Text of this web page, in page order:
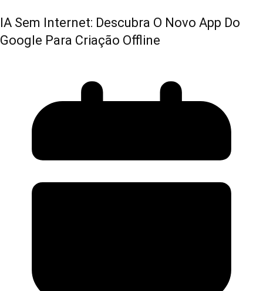
IA Sem Internet: Descubra O Novo App Do
Google Para Criação Offline